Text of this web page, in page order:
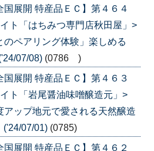
国展開 特産品ＥＣ】第４６４
ト「はちみつ専門店秋田屋」>
ペアリング体験」楽しめる
07/08) (0786 )
国展開 特産品ＥＣ】第４６３
ト「岩尾醤油味噌醸造元」>
アップ地元で愛される天然醸造
('24/07/01) (0785)
国展開 特産品ＥＣ】第４６２